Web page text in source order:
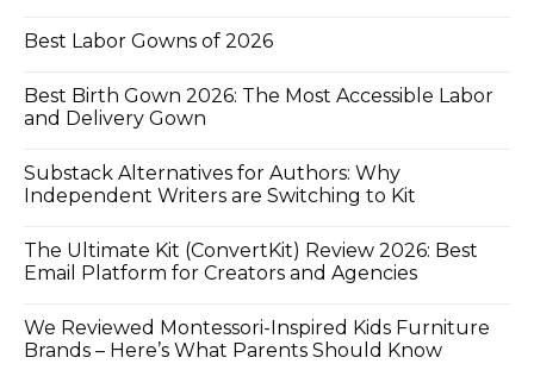
Best Labor Gowns of 2026
Best Birth Gown 2026: The Most Accessible Labor
and Delivery Gown
Substack Alternatives for Authors: Why
Independent Writers are Switching to Kit
The Ultimate Kit (ConvertKit) Review 2026: Best
Email Platform for Creators and Agencies
We Reviewed Montessori-Inspired Kids Furniture
Brands – Here’s What Parents Should Know